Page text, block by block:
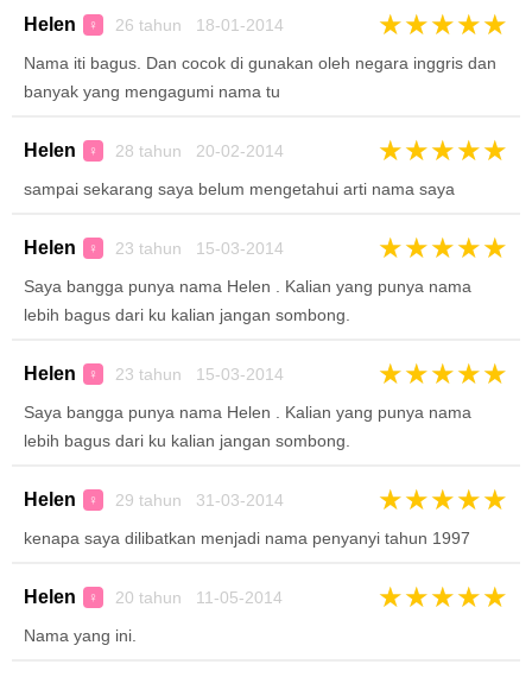
Helen ♀ 26 tahun 18-01-2014 ★★★★★
Nama iti bagus. Dan cocok di gunakan oleh negara inggris dan
banyak yang mengagumi nama tu
Helen ♀ 28 tahun 20-02-2014 ★★★★★
sampai sekarang saya belum mengetahui arti nama saya
Helen ♀ 23 tahun 15-03-2014 ★★★★★
Saya bangga punya nama Helen . Kalian yang punya nama
lebih bagus dari ku kalian jangan sombong.
Helen ♀ 23 tahun 15-03-2014 ★★★★★
Saya bangga punya nama Helen . Kalian yang punya nama
lebih bagus dari ku kalian jangan sombong.
Helen ♀ 29 tahun 31-03-2014 ★★★★★
kenapa saya dilibatkan menjadi nama penyanyi tahun 1997
Helen ♀ 20 tahun 11-05-2014 ★★★★★
Nama yang ini.